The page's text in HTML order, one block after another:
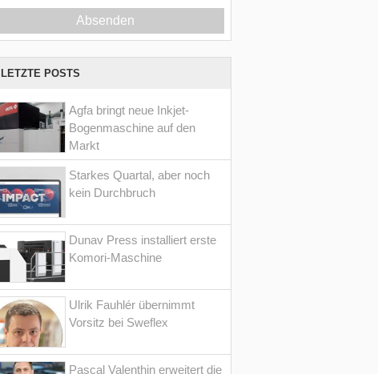
Absenden
LETZTE POSTS
Agfa bringt neue Inkjet-
Bogenmaschine auf den
Markt
Starkes Quartal, aber noch
kein Durchbruch
Dunav Press installiert erste
Komori-Maschine
Ulrik Fauhlér übernimmt
Vorsitz bei Sweflex
Pascal Valenthin erweitert die